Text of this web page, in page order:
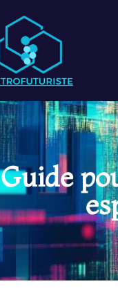
Guide